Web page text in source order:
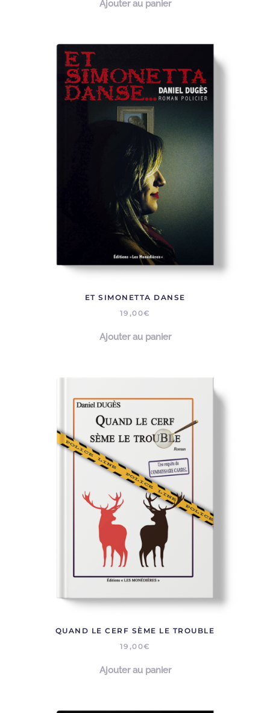
Ajouter au panier
ET SIMONETTA DANSE
19,00€
Ajouter au panier
QUAND LE CERF SÈME LE TROUBLE
19,00€
Ajouter au panier